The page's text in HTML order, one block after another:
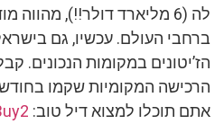
לה (6 מליארד דולר!!),
ברחבי העולם. עכשיו, גם
הז’יטונים במקומות הנכונים.
הרכישה המקומיות שקמו
אתם תוכלו למצוא דיל טוב: